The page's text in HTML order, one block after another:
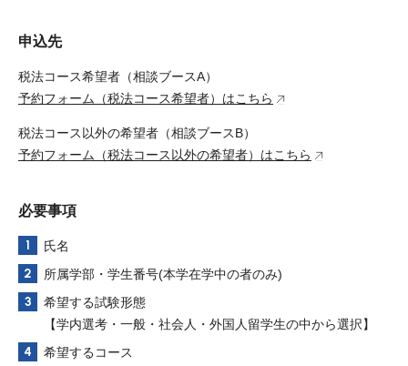
申込先
税法コース希望者（相談ブースA）
予約フォーム（税法コース希望者）はこちら
税法コース以外の希望者（相談ブースB）
予約フォーム（税法コース以外の希望者）はこちら
必要事項
氏名
所属学部・学生番号(本学在学中の者のみ)
希望する試験形態
【学内選考・一般・社会人・外国人留学生の中から選択】
希望するコース